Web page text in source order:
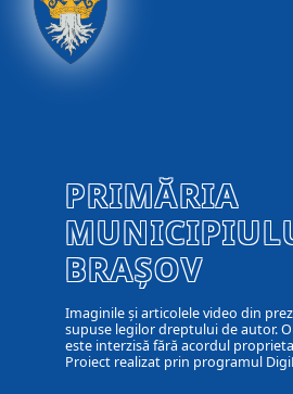
PRIMĂRIA
BRAȘOV
Imaginile și articolele video din
supuse legilor dreptului de autor.
este interzisă fără acordul
Proiect realizat prin programul